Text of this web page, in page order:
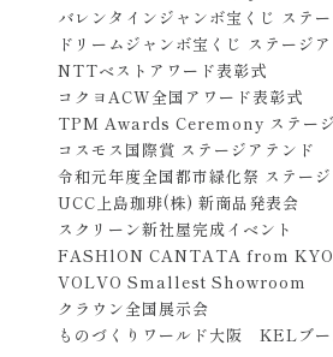
バレンタインジャンボ宝くじ ステ
ドリームジャンボ宝くじ ステージ
NTTベストアワード表彰式
コクヨACW全国アワード表彰式
TPM Awards Ceremony ステー
コスモス国際賞 ステージアテンド
令和元年度全国都市緑化祭 ステー
UCC上島珈琲(株) 新商品発表会
スクリーン新社屋完成イベント
FASHlON CANTATA from
VOLVO Smallest Showroom
クラウン全国展示会
ものづくりワールド大阪 KELブー